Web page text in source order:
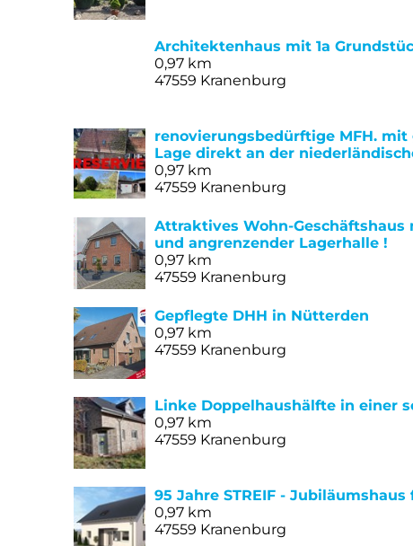
Architektenhaus mit 1a
0,97 km
47559 Kranenburg
renovierungsbedürftige MFH.
Lage direkt an der
0,97 km
47559 Kranenburg
Attraktives Wohn-
und angrenzender Lagerhalle !
0,97 km
47559 Kranenburg
Gepflegte DHH in Nütterden
0,97 km
47559 Kranenburg
Linke Doppelhaushälfte in einer
0,97 km
47559 Kranenburg
95 Jahre STREIF -
0,97 km
47559 Kranenburg